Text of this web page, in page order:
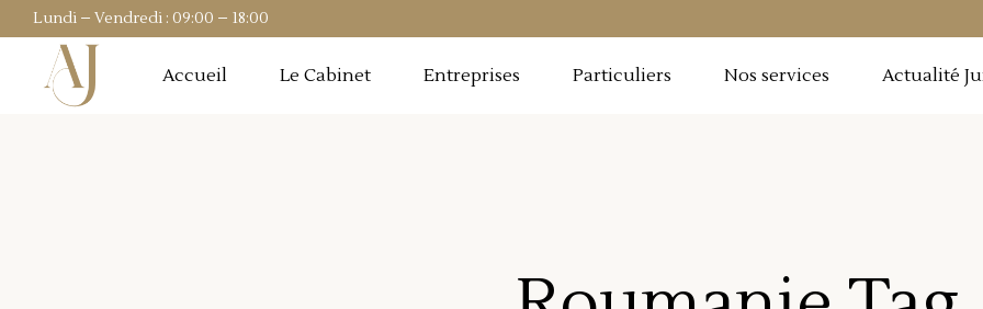
Lundi – Vendredi : 09:00 – 18:00
Accueil Le Cabinet Entreprises Particuliers Nos services Actualité